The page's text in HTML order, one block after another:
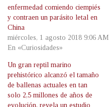
enfermedad comiendo ciempiés
y contraen un parásito letal en
China
miércoles, 1 agosto 2018 9:06 AM
En «Curiosidades»
Un gran reptil marino
prehistórico alcanzó el tamaño
de ballenas actuales en tan
solo 2,5 millones de años de
evolución, revela un estudio